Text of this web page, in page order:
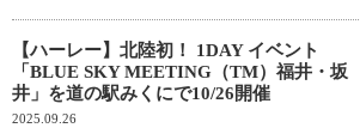
【ハーレー】北陸初！ 1DAY イベント
「BLUE SKY MEETING（TM）福井・坂
井」を道の駅みくにで10/26開催
2025.09.26